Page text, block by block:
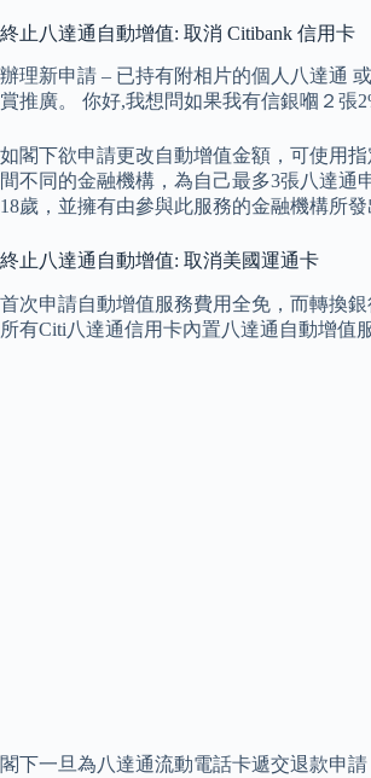
終止八達通自動增值: 取消 Citibank 信用卡
辦理新申請 – 已持有附相片的個人八達通
賞推廣。 你好,我想問如果我有信銀嗰２張
如閣下欲申請更改自動增值金額，可使用
間不同的金融機構，為自己最多3張八達
18歲，並擁有由參與此服務的金融機構所發
終止八達通自動增值: 取消美國運通卡
首次申請自動增值服務費用全免，而轉換
所有Citi八達通信用卡內置八達通自動增值
閣下一旦為八達通流動電話卡遞交退款申